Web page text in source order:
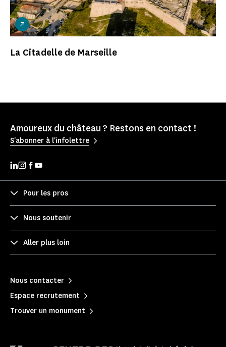
La Citadelle de Marseille
Amoureux du château ? Restons en contact !
S'abonner à l'infolettre
Pour les pros
Nous soutenir
Aller plus loin
Nous contacter
Espace recrutement
Trouver un monument